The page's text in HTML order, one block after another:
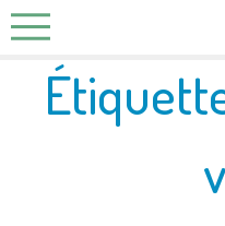
Skip
to
content